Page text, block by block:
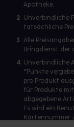
Apotheke.
2 Unverbindliche
tatsächliche
3 Alle
Bringdienst der
4 Unverbindliche
°Punkte
pro Produkt
für Produkte mit
abgegebene
Es wird ein
Kartennummer